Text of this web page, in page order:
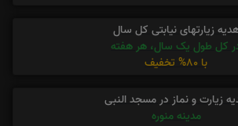
زیارتهای نیابتی کل سال
کل طول یک سال، هر هفته
با 80% تخفیف
زیارت و نماز در مسجد النبی
مدینه منوره